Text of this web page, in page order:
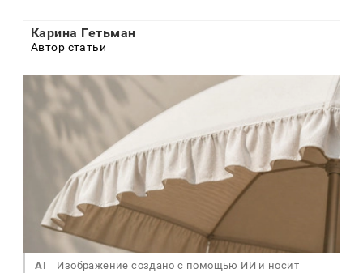
Карина Гетьман
Автор статьи
AI
Изображение создано с помощью ИИ и носит